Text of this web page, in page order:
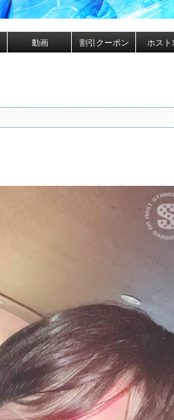
動画 割引クーポン ホスト